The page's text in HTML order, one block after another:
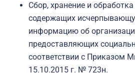
Сбор, хранение и
содержащих
информацию об
предоставляющих
соответствии с Приказом
15.10.2015 г. № 723н.